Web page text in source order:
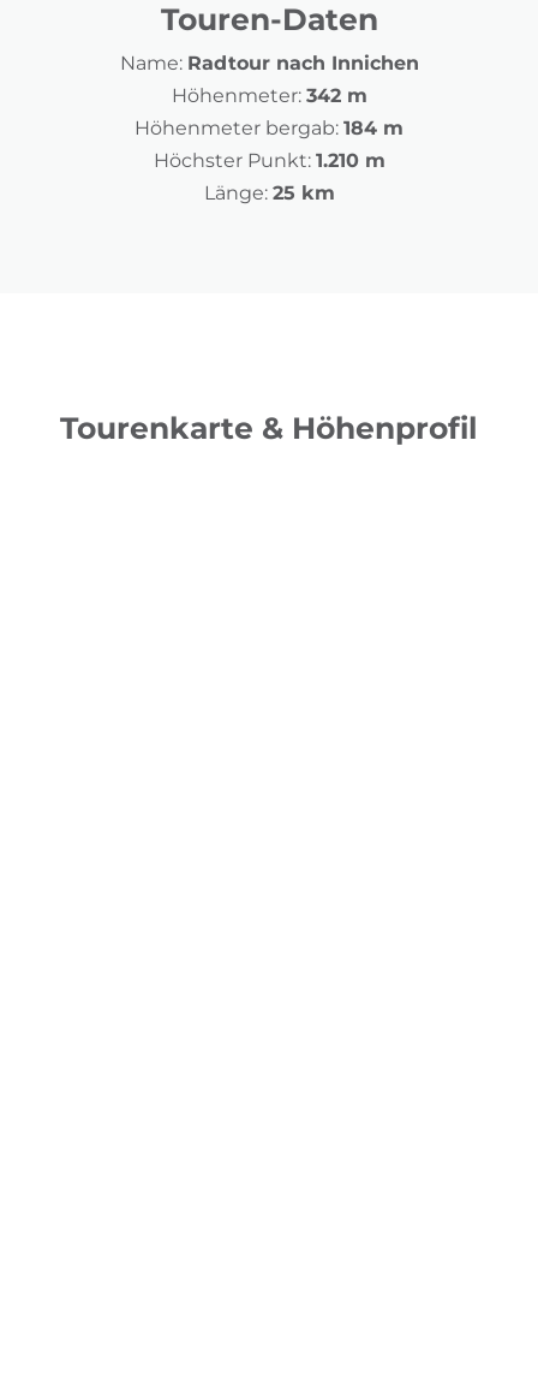
Touren-Daten
Name: Radtour nach Innichen
Höhenmeter: 342 m
Höhenmeter bergab: 184 m
Höchster Punkt: 1.210 m
Länge: 25 km
Tourenkarte & Höhenprofil